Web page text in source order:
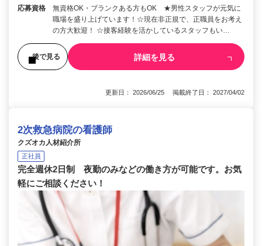
応募資格
無資格OK・ブランクある方もOK ★男性スタッフが元気に
職場を盛り上げています！☆現在非正規で、正職員をお考え
の方大歓迎！ ☆接客経験を活かしているスタッフもい…
後で見る 詳細を見る
更新日： 2026/06/25 掲載終了日： 2027/04/02
2次救急病院の看護師
クズオカ人材紹介所
正社員
完全週休2日制 夜勤のみなどの働き方が可能です。お気
軽にご相談ください！